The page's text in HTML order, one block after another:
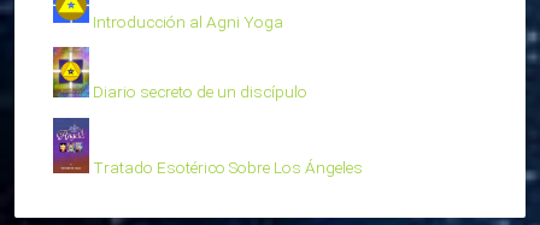
Introducción al Agni Yoga
Diario secreto de un discípulo
Tratado Esotérico Sobre Los Ángeles